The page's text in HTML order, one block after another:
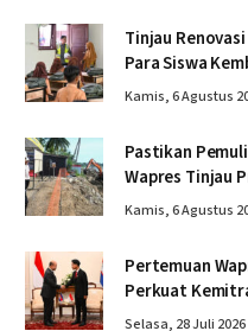
Tinjau
Para Siswa
Pascabencana
Kamis, 6 Agustus
Pastikan
Wapres Tinjau
Krueng
Kamis, 6 Agustus
Pertemuan
Perkuat
Kamboja
Selasa, 28 Juli 2026